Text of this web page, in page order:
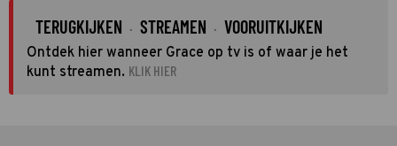
TERUGKIJKEN · STREAMEN · VOORUITKIJKEN
Ontdek hier wanneer Grace op tv is of waar je het
kunt streamen. KLIK HIER